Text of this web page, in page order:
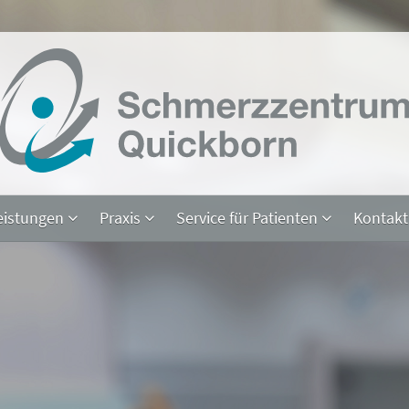
Praxis Service für Patienten